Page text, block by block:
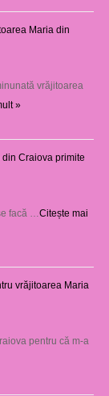
Maria din
vrăjitoarea
»
Craiova primite
facă … Citește mai
vrăjitoarea Maria
pentru că m-a